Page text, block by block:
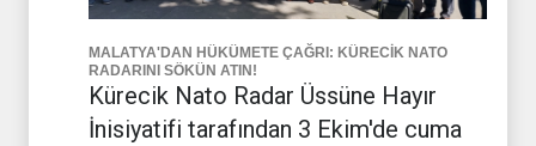
MALATYA'DAN HÜKÜMETE ÇAĞRI: KÜRECİK NATO
RADARINI SÖKÜN ATIN!
Kürecik Nato Radar Üssüne Hayır
İnisiyatifi tarafından 3 Ekim'de cuma